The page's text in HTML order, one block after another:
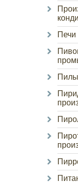
Пилы